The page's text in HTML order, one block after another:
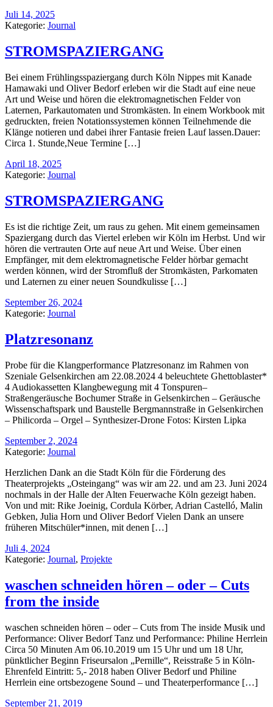
Juli 14, 2025
Kategorie: Journal
STROMSPAZIERGANG
Bei einem Frühlingsspaziergang durch Köln Nippes mit Kanade
Hamawaki und Oliver Bedorf erleben wir die Stadt auf eine neue
Art und Weise und hören die elektromagnetischen Felder von
Laternen, Parkautomaten und Stromkästen. In einem Workbook mit
gedruckten, freien Notationssystemen können Teilnehmende die
Klänge notieren und dabei ihrer Fantasie freien Lauf lassen.Dauer:
Circa 1. Stunde,Neue Termine […]
April 18, 2025
Kategorie: Journal
STROMSPAZIERGANG
Es ist die richtige Zeit, um raus zu gehen. Mit einem gemeinsamen
Spaziergang durch das Viertel erleben wir Köln im Herbst. Und wir
hören die vertrauten Orte auf neue Art und Weise. Über einen
Empfänger, mit dem elektromagnetische Felder hörbar gemacht
werden können, wird der Stromfluß der Stromkästen, Parkomaten
und Laternen zu einer neuen Soundkulisse […]
September 26, 2024
Kategorie: Journal
Platzresonanz
Probe für die Klangperformance Platzresonanz im Rahmen von
Szeniale Gelsenkirchen am 22.08.2024 4 beleuchtete Ghettoblaster*
4 Audiokassetten Klangbewegung mit 4 Tonspuren–
Straßengeräusche Bochumer Straße in Gelsenkirchen – Geräusche
Wissenschaftspark und Baustelle Bergmannstraße in Gelsenkirchen
– Philicorda – Orgel – Synthesizer-Drone Fotos: Kirsten Lipka
September 2, 2024
Kategorie: Journal
Herzlichen Dank an die Stadt Köln für die Förderung des
Theaterprojekts „Osteingang“ was wir am 22. und am 23. Juni 2024
nochmals in der Halle der Alten Feuerwache Köln gezeigt haben.
Von und mit: Rike Joeinig, Cordula Körber, Adrian Castelló, Malin
Gebken, Julia Horn und Oliver Bedorf Vielen Dank an unsere
früheren Mitschüler*innen, mit denen […]
Juli 4, 2024
Kategorie: Journal, Projekte
waschen schneiden hören – oder – Cuts
from the inside
waschen schneiden hören – oder – Cuts from The inside Musik und
Performance: Oliver Bedorf Tanz und Performance: Philine Herrlein
Circa 50 Minuten Am 06.10.2019 um 15 Uhr und um 18 Uhr,
pünktlicher Beginn Friseursalon „Pernille“, Reisstraße 5 in Köln-
Ehrenfeld Eintritt: 5,- 2018 haben Oliver Bedorf und Philine
Herrlein eine ortsbezogene Sound – und Theaterperformance […]
September 21, 2019